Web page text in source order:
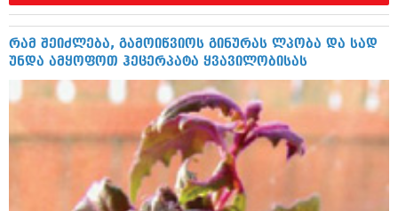
დაიჯესტი
ქალი და მამაკაცი
ისტორია
არქივი
ისტორია
სხვადასხვა
ანონსი
ნოემბერი 2020 (103)
ოქტომბერი 2020 (209)
სექტემბერი 2020 (204)
რამ შეიძლება, გამოიწვიოს გინურას ლპობა და სად
უნდა ამყოფოთ ჰეცერპატა ყვავილობისას